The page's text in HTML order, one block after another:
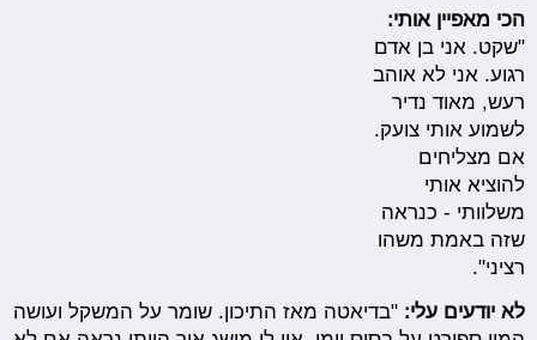
הכי מאפיין אותי:
"שקט. אני בן אדם
רגוע. אני לא אוהב
רעש, מאוד נדיר
לשמוע אותי צועק.
אם מצליחים
להוציא אותי
משלוותי - כנראה
שזה באמת משהו
רציני".
לא יודעים עלי:"בדיאטה מאז התיכון. שומר על המשקל ועושה